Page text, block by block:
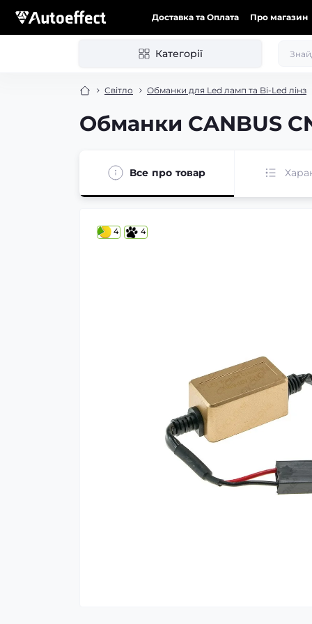
Доставка та Оплата Про магазин
Категорії
Світло Обманки для Led ламп та Bi-Led лінз
Обманки CANBUS
Все про товар
4 4